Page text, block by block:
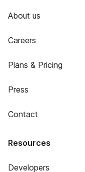
About us
Careers
Plans & Pricing
Press
Contact
Resources
Developers